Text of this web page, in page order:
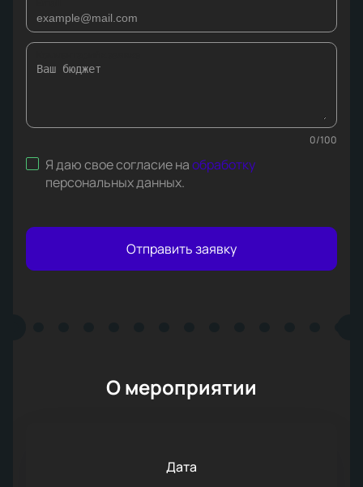
0/100
Я даю свое согласие наобработку
персональных данных.
Отправить заявку
О мероприятии
Дата